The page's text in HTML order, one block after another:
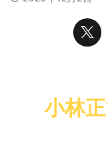
小林